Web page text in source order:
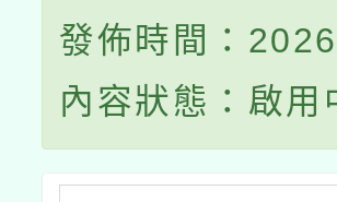
發佈時間：
內容狀態：啟用